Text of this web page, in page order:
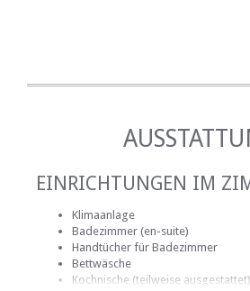
EINRICHTUNGEN IM
Klimaanlage
Badezimmer (en-suite)
Handtücher für Badezimmer
Bettwäsche
Kochnische (teilweise ausgestattet)